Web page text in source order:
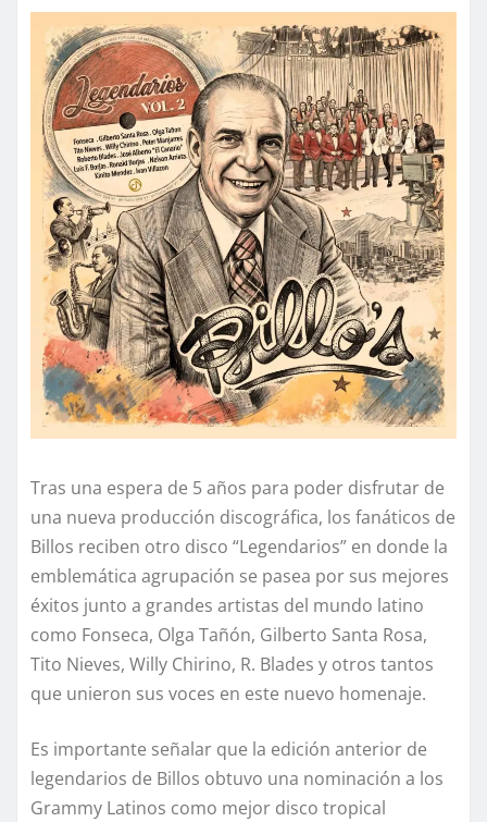
Tras una espera de 5 años para poder disfrutar de
una nueva producción discográfica, los fanáticos de
Billos reciben otro disco “Legendarios” en donde la
emblemática agrupación se pasea por sus mejores
éxitos junto a grandes artistas del mundo latino
como Fonseca, Olga Tañón, Gilberto Santa Rosa,
Tito Nieves, Willy Chirino, R. Blades y otros tantos
que unieron sus voces en este nuevo homenaje.
Es importante señalar que la edición anterior de
legendarios de Billos obtuvo una nominación a los
Grammy Latinos como mejor disco tropical